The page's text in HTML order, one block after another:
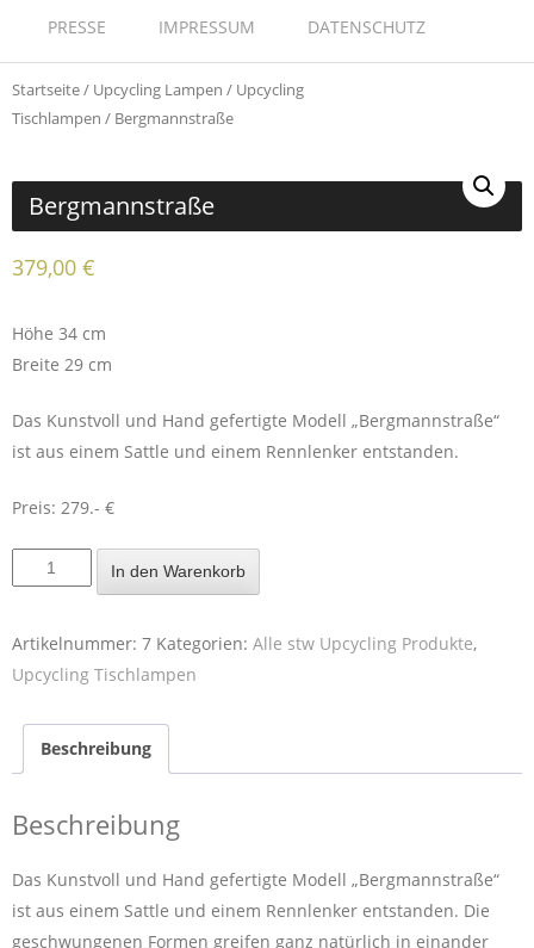
PRESSE IMPRESSUM DATENSCHUTZ
Startseite/ Upcycling Lampen / Upcycling
Tischlampen / Bergmannstraße
Bergmannstraße
379,00 €
Höhe 34 cm
Breite 29 cm
Das Kunstvoll und Hand gefertigte Modell „Bergmannstraße“
ist aus einem Sattle und einem Rennlenker entstanden.
Preis: 279.- €
In den Warenkorb
Artikelnummer: 7 Kategorien: Alle stw Upcycling Produkte,
Upcycling Tischlampen
Beschreibung
Beschreibung
Das Kunstvoll und Hand gefertigte Modell „Bergmannstraße“
ist aus einem Sattle und einem Rennlenker entstanden. Die
geschwungenen Formen greifen ganz natürlich in einander